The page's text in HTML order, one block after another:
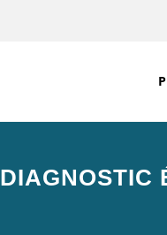
DIAGNOSTIC